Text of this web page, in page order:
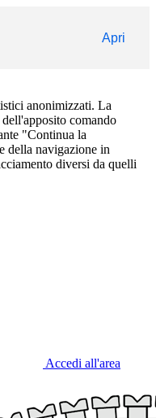
Apri
anonimizzati. La
comando
"Continua la
della navigazione in
diversi da quelli
Accedi all'area